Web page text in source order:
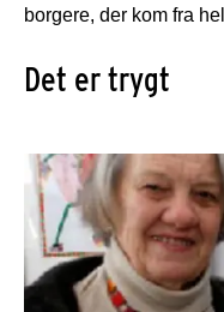
borgere, der kom fra
Det er trygt